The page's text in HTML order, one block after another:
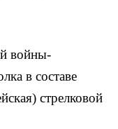
войны-
в составе
стрелковой